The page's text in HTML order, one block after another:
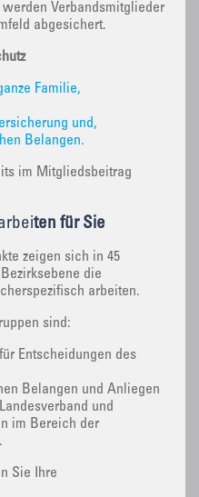
Verbandsmitglieder
abgesichert.
Familie,
und,
Belangen.
im Mitgliedsbeitrag
ten für Sie
zeigen sich in 45
die
arbeiten.
sind:
Entscheidungen des
Belangen und Anliegen
und
im Bereich der
Sie Ihre